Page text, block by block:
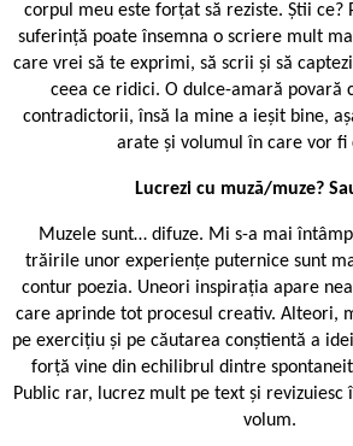
corpul meu este forțat să reziste. Știi ce?
suferință poate însemna o scriere mult
care vrei să te exprimi, să scrii și să
ceea ce ridici. O dulce-amară povară
contradictorii, însă la mine a ieșit bine,
arate și volumul în care vor fi
Lucrezi cu muză/muze?
Muzele sunt… difuze. Mi s-a mai
trăirile unor experiențe puternice sunt
contur poezia. Uneori inspirația apare
care aprinde tot procesul creativ. Alteori,
pe exercițiu și pe căutarea conștientă a
forță vine din echilibrul dintre
Public rar, lucrez mult pe text și revizuiesc
volum.